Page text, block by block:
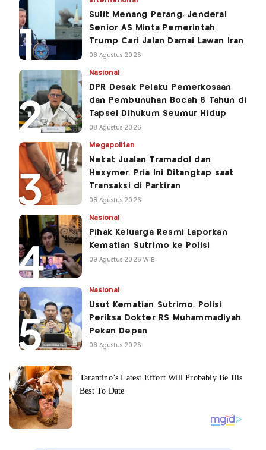
Sulit Menang Perang, Jenderal
Senior AS Minta Pemerintah
Trump Cari Jalan Damai Lawan Iran
08 Agustus 2026
Nasional
DPR Desak Pelaku Pemerkosaan
dan Pembunuhan Bocah 6 Tahun di
Tapsel Dihukum Seumur Hidup
08 Agustus 2026
Megapolitan
Nekat Jualan Tramadol dan
Hexymer, Pria Ini Ditangkap saat
Transaksi di Parkiran
08 Agustus 2026
Nasional
Pihak Keluarga Resmi Laporkan
Kematian Sutrimo ke Polisi
09 Agustus 2026 WIB
Nasional
Usut Kematian Sutrimo, Polisi
Periksa Dokter RS Muhammadiyah
Pekan Depan
08 Agustus 2026